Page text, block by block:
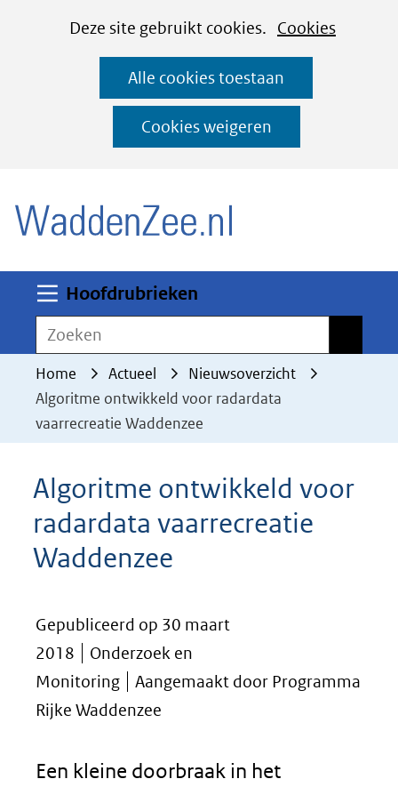
CookiesDeze site gebruikt cookies. Cookies
deze
worden
toegestaan
geweigerd.
Alle cookies toestaan
Cookies weigeren
Ga
naar
de
inhoud
Hoofdrubrieken
Zoeken
Home Actueel
Nieuwsoverzicht
Algoritme ontwikkeld voor radardata
vaarrecreatie Waddenzee
Algoritme ontwikkeld voor
radardata vaarrecreatie
Waddenzee
Gepubliceerd op 30 maart
2018
Onderzoek en
Monitoring
Aangemaakt door Programma
Rijke Waddenzee
Een kleine doorbraak in het